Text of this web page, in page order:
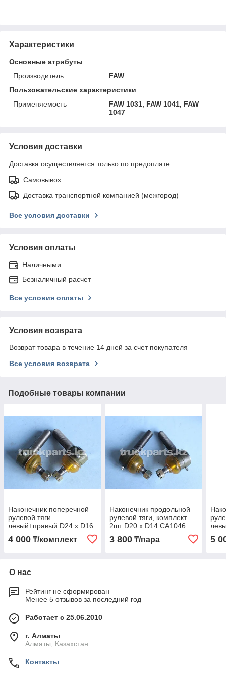
Характеристики
Основные атрибуты
Производитель
FAW
Пользовательские характеристики
Применяемость
FAW 1031, FAW 1041, FAW
1047
Условия доставки
Доставка осуществляется только по предоплате.
Самовывоз
Доставка транспортной компанией (межгород)
Все условия доставки
Условия оплаты
Наличными
Безналичный расчет
Все условия оплаты
Условия возврата
Возврат товара в течение 14 дней за счет покупателя
Все условия возврата
Подобные товары компании
Наконечник поперечной
рулевой тяги
левый+правый D24 x D16
EQ-1061 Фотон (FOTON)
BJ1046E6-3003060/70
4 000 ₸/комплект
Наконечник продольной
рулевой тяги, комплект
2шт D20 x D14 CA1046
FAW 3003018AA1
3 800₸/пара 5
О нас
Рейтинг не сформирован
Менее 5 отзывов за последний год
Работает с 25.06.2010
г. Алматы
Алматы, Казахстан
Контакты